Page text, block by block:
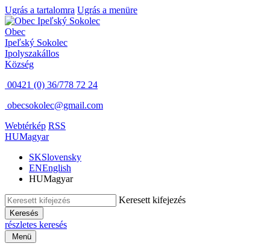
Ugrás a tartalomra Ugrás a menüre
Obec
Ipeľský Sokolec
Ipolyszakállos
Község
00421 (0) 36/778 72 24
obecsokolec@gmail.com
Webtérkép RSS
HUMagyar
SKSlovensky
ENEnglish
HUMagyar
Keresett kifejezés
Keresés
részletes keresés
Menü